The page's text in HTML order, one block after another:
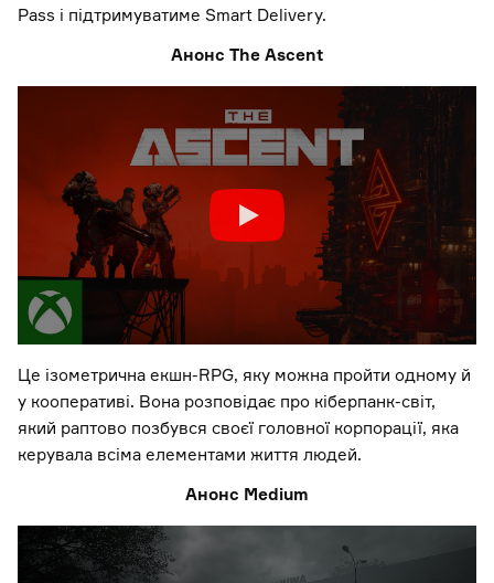
Pass і підтримуватиме Smart Delivery.
Анонс The Ascent
Це ізометрична екшн-RPG, яку можна пройти одному й
у кооперативі. Вона розповідає про кіберпанк-світ,
який раптово позбувся своєї головної корпорації, яка
керувала всіма елементами життя людей.
Анонс Medium